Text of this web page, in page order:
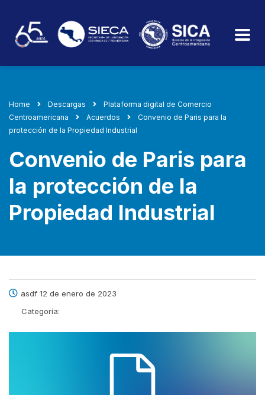
Home Descargas
Plataforma digital de Comercio
Centroamericana
Acuerdos
Convenio de Paris para la
protección de la Propiedad Industrial
Convenio de Paris para
la protección de la
Propiedad Industrial
asdf 12 de enero de 2023
Categoría: